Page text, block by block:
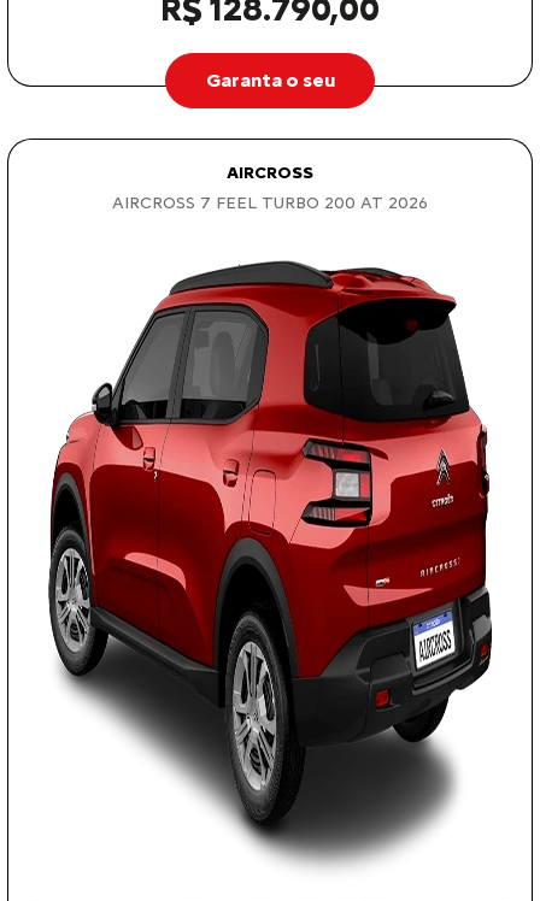
R$ 128.790,00
Garanta o seu
AIRCROSS
AIRCROSS 7 FEEL TURBO 200 AT 2026